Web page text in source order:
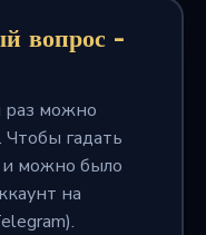
вопрос -
раз можно
Чтобы гадать
и можно было
на